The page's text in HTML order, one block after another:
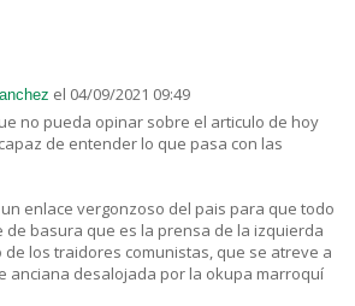
el 04/09/2021 09:49
no pueda opinar sobre el articulo de hoy
de entender lo que pasa con las
enlace vergonzoso del pais para que todo
de basura que es la prensa de la izquierda
de los traidores comunistas, que se atreve a
anciana desalojada por la okupa marroquí